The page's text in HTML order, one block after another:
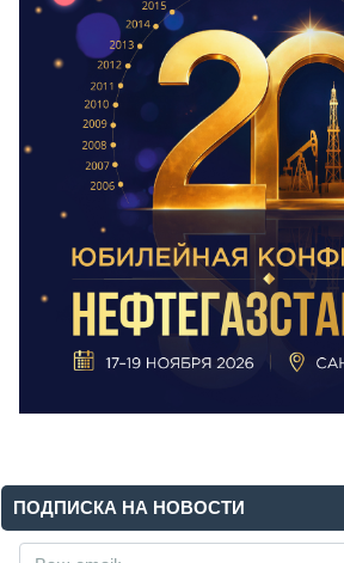
ПОДПИСКА НА НОВОСТИ